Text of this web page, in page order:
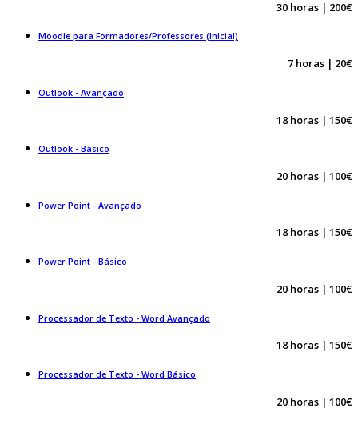
30 horas | 200€
Moodle para Formadores/Professores (Inicial)
7 horas | 20€
Outlook - Avançado
18 horas | 150€
Outlook - Básico
20 horas | 100€
Power Point - Avançado
18 horas | 150€
Power Point - Básico
20 horas | 100€
Processador de Texto - Word Avançado
18 horas | 150€
Processador de Texto - Word Básico
20 horas | 100€